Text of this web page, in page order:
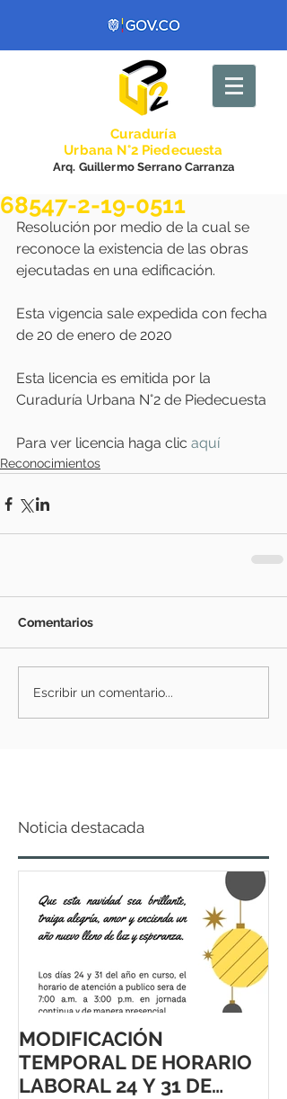
Curaduría
Urbana N°2 Piedecuesta
Arq. Guillermo Serrano Carranza
68547-2-19-0511
Resolución por medio de la cual se
reconoce la existencia de las obras
ejecutadas en una edificación.
Esta vigencia sale expedida con fecha
de 20 de enero de 2020
Esta licencia es emitida por la
Curaduría Urbana N°2 de Piedecuesta
Para ver licencia haga clic aquí
Reconocimientos
Comentarios
Escribir un comentario...
Noticia destacada
MODIFICACIÓN
TEMPORAL DE HORARIO
LABORAL 24 Y 31 DE